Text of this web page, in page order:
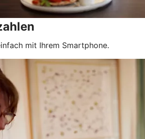
mit Ihrem Smartphone.